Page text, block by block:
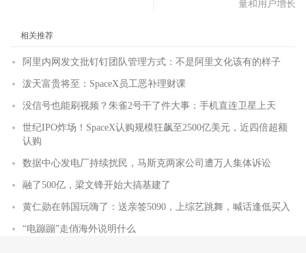
量和用户增长
相关推荐
阿里内网发文批钉钉团队管理方式：不是阿里文化该有的样子
泼天富贵将至：SpaceX员工恶补理财课
没信号也能刷视频？朱雀2号干了件大事：手机直连卫星上天
世纪IPO炸场！SpaceX认购规模狂飙至2500亿美元，近四倍超额
认购
数据中心发电厂持续扰民，马斯克两家公司遭万人集体诉讼
融了500亿，梁文锋开始大搞基建了
黄仁勋在韩国玩嗨了：送亲签5090，上综艺跳舞，喊话逢低买入
“电蹦蹦”走俏海外说明什么